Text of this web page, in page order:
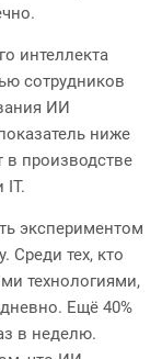
интеллекта
сотрудников
ИИ
ниже
в производстве
IT.
экспериментом
Среди тех, кто
технологиями,
Ещё 40%
в неделю.